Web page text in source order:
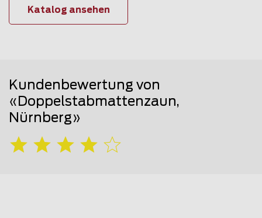
Katalog ansehen
Kundenbewertung von
«Doppelstabmattenzaun,
Nürnberg»